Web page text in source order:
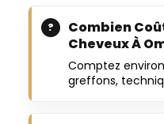
Combien
Cheveux À
Comptez
greffons,